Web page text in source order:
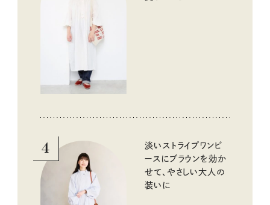
4
淡いストライプワンピ
ースにブラウンを効か
せて、やさしい大人の
装いに